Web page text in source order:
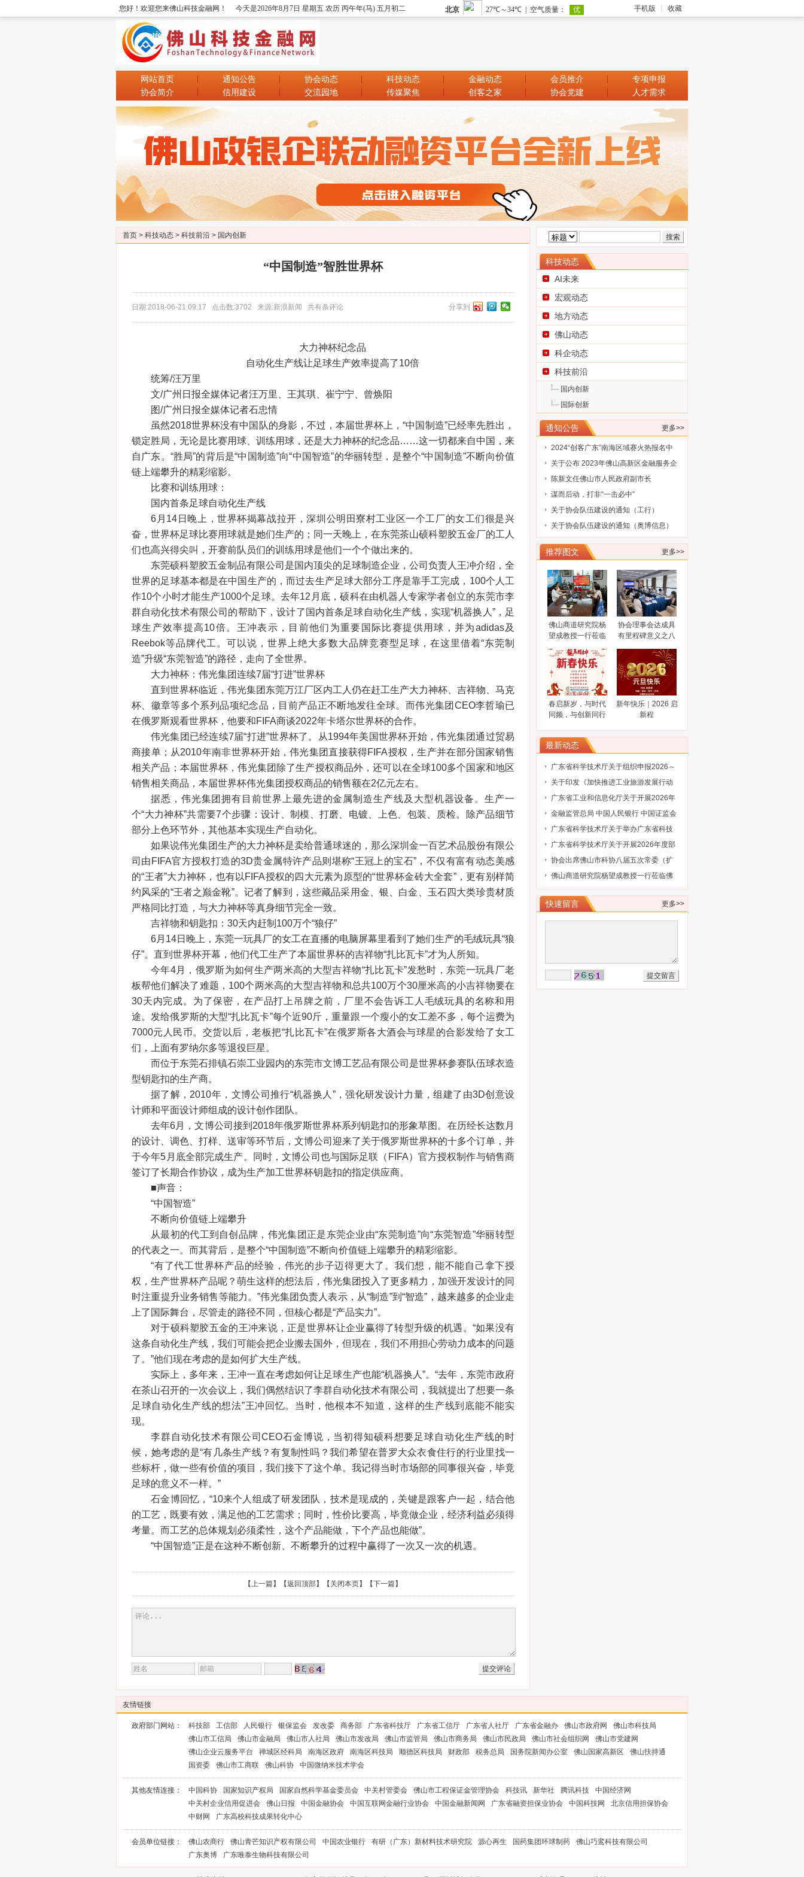
收藏
手机版
您好！欢迎您来佛山科技金融网！ 今天是2026年8月7日 星期五 农历 丙午年(马) 五月初二
网站首页 通知公告 协会动态 科技动态 金融动态 会员推介
专项申报
协会简介
信用建设 交流园地 传媒聚焦 创客之家 协会党建 人才需求
首页 > 科技动态 > 科技前沿 > 国内创新
“中国制造”智胜世界杯
日期:2018-06-21 09:17 点击数:3702 来源:新浪新闻 共有条评论 分享到
大力神杯纪念品
自动化生产线让足球生产效率提高了10倍
统筹/汪万里
文/广州日报全媒体记者汪万里、王其琪、崔宁宁、曾焕阳
图/广州日报全媒体记者石忠情
虽然2018世界杯没有中国队的身影，不过，本届世界杯上，“中国制造”已经率先胜出，
锁定胜局，无论是比赛用球、训练用球，还是大力神杯的纪念品……这一切都来自中国，来
自广东。“胜局”的背后是“中国制造”向“中国智造”的华丽转型，是整个“中国制造”不断向价值
链上端攀升的精彩缩影。
比赛和训练用球：
国内首条足球自动化生产线
6月14日晚上，世界杯揭幕战拉开，深圳公明田寮村工业区一个工厂的女工们很是兴
奋，世界杯足球比赛用球就是她们生产的；同一天晚上，在东莞茶山硕科塑胶五金厂的工人
们也高兴得尖叫，开赛前队员们的训练用球是他们一个个做出来的。
东莞硕科塑胶五金制品有限公司是国内顶尖的足球制造企业，公司负责人王冲介绍，全
世界的足球基本都是在中国生产的，而过去生产足球大部分工序是靠手工完成，100个人工
作10个小时才能生产1000个足球。去年12月底，硕科在由机器人专家学者创立的东莞市李
群自动化技术有限公司的帮助下，设计了国内首条足球自动化生产线，实现“机器换人”，足
球生产效率提高10倍。王冲表示，目前他们为重要国际比赛提供用球，并为adidas及
Reebok等品牌代工。可以说，世界上绝大多数大品牌竞赛型足球，在这里借着“东莞制
造”升级“东莞智造”的路径，走向了全世界。
大力神杯：伟光集团连续7届“打进”世界杯
直到世界杯临近，伟光集团东莞万江厂区内工人仍在赶工生产大力神杯、吉祥物、马克
杯、徽章等多个系列品项纪念品，目前产品正不断地发往全球。而伟光集团CEO李哲瑜已
在俄罗斯观看世界杯，他要和FIFA商谈2022年卡塔尔世界杯的合作。
伟光集团已经连续7届“打进”世界杯了。从1994年美国世界杯开始，伟光集团通过贸易
商接单；从2010年南非世界杯开始，伟光集团直接获得FIFA授权，生产并在部分国家销售
相关产品；本届世界杯，伟光集团除了生产授权商品外，还可以在全球100多个国家和地区
销售相关商品，本届世界杯伟光集团授权商品的销售额在2亿元左右。
据悉，伟光集团拥有目前世界上最先进的金属制造生产线及大型机器设备。生产一
个“大力神杯”共需要7个步骤：设计、制模、打磨、电镀、上色、包装、质检。除产品细节
部分上色环节外，其他基本实现生产自动化。
如果说伟光集团生产的大力神杯是卖给普通球迷的，那么深圳金一百艺术品股份有限公
司由FIFA官方授权打造的3D贵金属特许产品则堪称“王冠上的宝石”，不仅有富有动态美感
的“王者”大力神杯，也有以FIFA授权的四大元素为原型的“世界杯金砖大全套”，更有别样简
约风采的“王者之巅金靴”。记者了解到，这些藏品采用金、银、白金、玉石四大类珍贵材质
严格同比打造，与大力神杯等真身细节完全一致。
吉祥物和钥匙扣：30天内赶制100万个“狼仔”
6月14日晚上，东莞一玩具厂的女工在直播的电脑屏幕里看到了她们生产的毛绒玩具“狼
仔”。直到世界杯开幕，他们代工生产了本届世界杯的吉祥物“扎比瓦卡”才为人所知。
今年4月，俄罗斯为如何生产两米高的大型吉祥物“扎比瓦卡”发愁时，东莞一玩具厂老
板帮他们解决了难题，100个两米高的大型吉祥物和总共100万个30厘米高的小吉祥物要在
30天内完成。为了保密，在产品打上吊牌之前，厂里不会告诉工人毛绒玩具的名称和用
途。发给俄罗斯的大型“扎比瓦卡”每个近90斤，重量跟一个瘦小的女工差不多，每个运费为
7000元人民币。交货以后，老板把“扎比瓦卡”在俄罗斯各大酒会与球星的合影发给了女工
们，上面有罗纳尔多等退役巨星。
而位于东莞石排镇石崇工业园内的东莞市文博工艺品有限公司是世界杯参赛队伍球衣造
型钥匙扣的生产商。
据了解，2010年，文博公司推行“机器换人”，强化研发设计力量，组建了由3D创意设
计师和平面设计师组成的设计创作团队。
去年6月，文博公司接到2018年俄罗斯世界杯系列钥匙扣的形象草图。在历经长达数月
的设计、调色、打样、送审等环节后，文博公司迎来了关于俄罗斯世界杯的十多个订单，并
于今年5月底全部完成生产。同时，文博公司也与国际足联（FIFA）官方授权制作与销售商
签订了长期合作协议，成为生产加工世界杯钥匙扣的指定供应商。
■声音：
“中国智造”
不断向价值链上端攀升
从最初的代工到自创品牌，伟光集团正是东莞企业由“东莞制造”向“东莞智造”华丽转型
的代表之一。而其背后，是整个“中国制造”不断向价值链上端攀升的精彩缩影。
“有了代工世界杯产品的经验，伟光的步子迈得更大了。我们想，能不能自己拿下授
权，生产世界杯产品呢？萌生这样的想法后，伟光集团投入了更多精力，加强开发设计的同
时注重提升业务销售等能力。”伟光集团负责人表示，从“制造”到“智造”，越来越多的企业走
上了国际舞台，尽管走的路径不同，但核心都是“产品实力”。
对于硕科塑胶五金的王冲来说，正是世界杯让企业赢得了转型升级的机遇。“如果没有
这条自动化生产线，我们可能会把企业搬去国外，但现在，我们不用担心劳动力成本的问题
了。”他们现在考虑的是如何扩大生产线。
实际上，多年来，王冲一直在考虑如何让足球生产也能“机器换人”。“去年，东莞市政府
在茶山召开的一次会议上，我们偶然结识了李群自动化技术有限公司，我就提出了想要一条
足球自动化生产线的想法”王冲回忆。当时，他根本不知道，这样的生产线到底能不能实
现。
李群自动化技术有限公司CEO石金博说，当初得知硕科想要足球自动化生产线的时
候，她考虑的是“有几条生产线？有复制性吗？我们希望在普罗大众衣食住行的行业里找一
些标杆，做一些有价值的项目，我们接下了这个单。我记得当时市场部的同事很兴奋，毕竟
足球的意义不一样。”
石金博回忆，“10来个人组成了研发团队，技术是现成的，关键是跟客户一起，结合他
的工艺，既要有效，满足他的工艺需求；同时，性价比要高，毕竟做企业，经济利益必须得
考量。而工艺的总体规划必须柔性，这个产品能做，下个产品也能做”。
“中国智造”正是在这种不断创新、不断攀升的过程中赢得了一次又一次的机遇。
【上一篇】【返回顶部】【 关闭本页】【下一篇】
科技动态
AI未来
宏观动态
地方动态
佛山动态
科企动态
科技前沿
国内创新
国际创新
更多>>
通知公告
广东省科学技术厅关于征集2025浦江创
新论坛—全球技术转移大会参展项目
广东省科学技术厅关于组织参加2025中
国国际大数据产业博览会的通知
广东省工业和信息化厅关于广东民营企
业家智库成员（第三批）名单的通告
工业和信息化部办公厅关于开展2024年
工业废水循环利用典型案例征集工作的
2024“创客广东”南海区域赛火热报名中
关于公布 2023年佛山高新区金融服务企
业大赛评选结果的通知
陈新文任佛山市人民政府副市长
谋而后动，打非“一击必中”
关于协会队伍建设的通知（工行）
关于协会队伍建设的通知（奥博信息）
广东省科学技术厅关于征集2025浦江创
新论坛—全球技术转移大会参展项目
广东省科学技术厅关于组织参加2025中
国国际大数据产业博览会的通知
广东省工业和信息化厅关于广东民营企
业家智库成员（第三批）名单的通告
工业和信息化部办公厅关于开展2024年
工业废水循环利用典型案例征集工作的
通知
2024“创客广东”南海区域赛火热报名中
关于公布 2023年佛山高新区金融服务企
业大赛评选结果的通知
陈新文任佛山市人民政府副市长
谋而后动，打非“一击必中”
关于协会队伍建设的通知（工行）
关于协会队伍建设的通知（奥博信息）
更多>>
推荐图文
佛山商道研究院杨
望成教授一行莅临
会调研指导
协会理事会达成具
有里程碑意义之八
春启新岁，与时代
同频，与创新同行
新年快乐｜2026 启
新程
最新动态
广东省科学技术厅关于组织申报2026～
2027年度省重点领域研发计划“智能机器
人”专项项目的通知
关于印发《加快推进工业旅游发展行动
计划（2026-2030年）》的通知
广东省工业和信息化厅关于开展2026年
省级企业技术中心（第25批）认定的通
知
金融监管总局 中国人民银行 中国证监会
财政部关于健全金融机构治理的实施意
见
广东省科学技术厅关于举办广东省科技
保险后奖补管理办法及2027年广东省科
技与金融结合专项申报指南政策解读培
训会的通知
广东省科学技术厅关于开展2026年度部
级科技型企业孵化器推荐工作的通知
协会出席佛山市科协八届五次常委（扩
大）会议
佛山商道研究院杨望成教授一行莅临佛
山市科技金融协会调研指导
更多>>
快速留言
友情链接
政府部门网站： 科技部 工信部 人民银行 银保监会 发改委 商务部 广东省科技厅 广东省工信厅 广东省人社厅 广东省金融办 佛山市政府网
佛山市科技局
佛山市工信局
佛山市金融局 佛山市人社局 佛山市发改局 佛山市监管局 佛山市商务局 佛山市民政局 佛山市社会组织网
佛山市党建网
佛山企业云服务平台
禅城区经科局 南海区政府 南海区科技局 顺德区科技局 财政部 税务总局 国务院新闻办公室 佛山国家高新区
佛山扶持通
国资委
佛山市工商联 佛山科协 中国微纳米技术学会
其他友情连接： 中国科协 国家知识产权局 国家自然科学基金委员会 中关村管委会 佛山市工程保证金管理协会 科技讯 新华社 腾讯科技
中国经济网
中关村企业信用促进会
佛山日报 中国金融协会 中国互联网金融行业协会 中国金融新闻网 广东省融资担保业协会 中国科技网
北京信用担保协会
中财网
广东高校科技成果转化中心
会员单位链接： 佛山农商行 佛山青芒知识产权有限公司 中国农业银行 有研（广东）新材料技术研究院 源心再生 国药集团环球制药
佛山巧鸾科技有限公司
广东奥博
广东唯泰生物科技有限公司